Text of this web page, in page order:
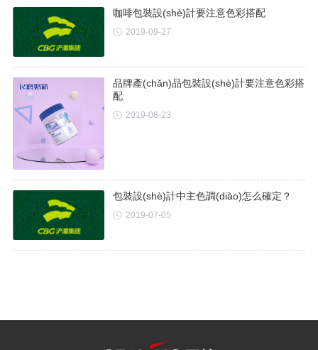
咖啡包裝設(shè)計要注意色彩搭配
2019-09-27
品牌產(chǎn)品包裝設(shè)計要注意色彩搭
配
2019-08-23
包裝設(shè)計中主色調(diào)怎么確定？
2019-07-05